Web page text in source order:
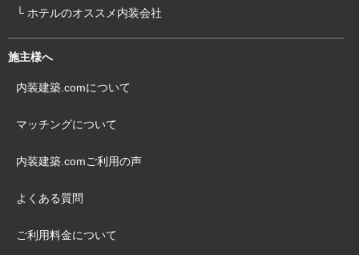
└ ホテルのオススメ内装会社
施主様へ
内装建築.comについて
マッチングについて
内装建築.comご利用の声
よくある質問
ご利用料金について